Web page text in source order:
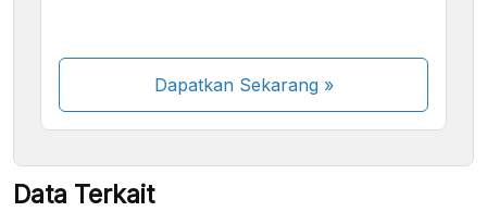
Dapatkan Sekarang»
Data Terkait